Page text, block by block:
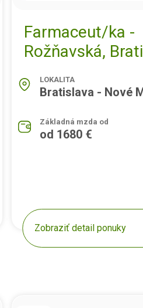
Farmaceut/ka -
Rožňavská,
LOKALITA
Bratislava - Nové
Základná mzda od
od 1680 €
Zobraziť detail ponuky